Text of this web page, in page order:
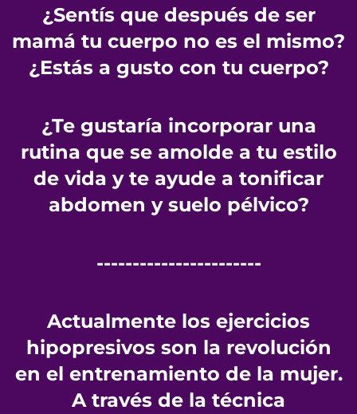
¿Sentís que después de ser
mamá tu cuerpo no es el mismo?
¿Estás a gusto con tu cuerpo?
¿Te gustaría incorporar una
rutina que se amolde a tu estilo
de vida y te ayude a tonificar
abdomen y suelo pélvico?
-----------------------
Actualmente los ejercicios
hipopresivos son la revolución
en el entrenamiento de la mujer.
A través de la técnica